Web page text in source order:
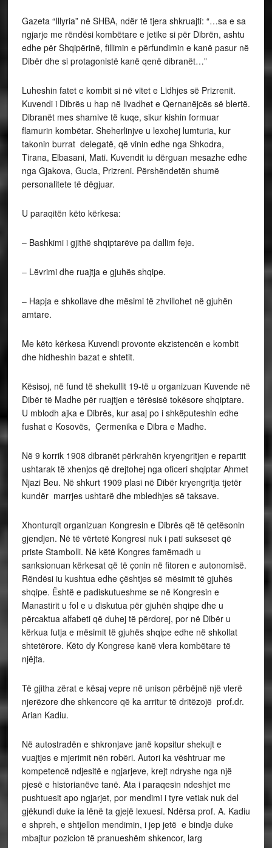
Gazeta “Illyria” në SHBA, ndër të tjera shkruajti: “…sa e sa
ngjarje me rëndësi kombëtare e jetike si për Dibrën, ashtu
edhe për Shqipërinë, fillimin e përfundimin e kanë pasur në
Dibër dhe si protagonistë kanë qenë dibranët…”
Luheshin fatet e kombit si në vitet e Lidhjes së Prizrenit.
Kuvendi i Dibrës u hap në livadhet e Qernanëjcës së blertë.
Dibranët mes shamive të kuqe, sikur kishin formuar
flamurin kombëtar. Sheherlinjve u lexohej lumturia, kur
takonin burrat delegatë, që vinin edhe nga Shkodra,
Tirana, Elbasani, Mati. Kuvendit iu dërguan mesazhe edhe
nga Gjakova, Gucia, Prizreni. Përshëndetën shumë
personalitete të dëgjuar.
U paraqitën këto kërkesa:
– Bashkimi i gjithë shqiptarëve pa dallim feje.
– Lëvrimi dhe ruajtja e gjuhës shqipe.
– Hapja e shkollave dhe mësimi të zhvillohet në gjuhën
amtare.
Me këto kërkesa Kuvendi provonte ekzistencën e kombit
dhe hidheshin bazat e shtetit.
Kësisoj, në fund të shekullit 19-të u organizuan Kuvende në
Dibër të Madhe për ruajtjen e tërësisë tokësore shqiptare.
U mblodh ajka e Dibrës, kur asaj po i shkëputeshin edhe
fushat e Kosovës, Çermenika e Dibra e Madhe.
Në 9 korrik 1908 dibranët përkrahën kryengritjen e repartit
ushtarak të xhenjos që drejtohej nga oficeri shqiptar Ahmet
Njazi Beu. Në shkurt 1909 plasi në Dibër kryengritja tjetër
kundër marrjes ushtarë dhe mbledhjes së taksave.
Xhonturqit organizuan Kongresin e Dibrës që të qetësonin
gjendjen. Në të vërtetë Kongresi nuk i pati sukseset që
priste Stambolli. Në këtë Kongres famëmadh u
sanksionuan kërkesat që të çonin në fitoren e autonomisë.
Rëndësi iu kushtua edhe çështjes së mësimit të gjuhës
shqipe. Është e padiskutueshme se në Kongresin e
Manastirit u fol e u diskutua për gjuhën shqipe dhe u
përcaktua alfabeti që duhej të përdorej, por në Dibër u
kërkua futja e mësimit të gjuhës shqipe edhe në shkollat
shtetërore. Këto dy Kongrese kanë vlera kombëtare të
njëjta.
Të gjitha zërat e kësaj vepre në unison përbëjnë një vlerë
njerëzore dhe shkencore që ka arritur të dritëzojë prof.dr.
Arian Kadiu.
Në autostradën e shkronjave janë kopsitur shekujt e
vuajtjes e mjerimit nën robëri. Autori ka vështruar me
kompetencë ndjesitë e ngjarjeve, krejt ndryshe nga një
pjesë e historianëve tanë. Ata i paraqesin ndeshjet me
pushtuesit apo ngjarjet, por mendimi i tyre vetiak nuk del
gjëkundi duke ia lënë ta gjejë lexuesi. Ndërsa prof. A. Kadiu
e shpreh, e shtjellon mendimin, i jep jetë e bindje duke
mbajtur pozicion të pranueshëm shkencor, larg